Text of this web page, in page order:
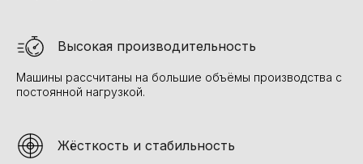
Высокая производительность
Машины рассчитаны на большие объёмы производства с
постоянной нагрузкой.
Жёсткость и стабильность